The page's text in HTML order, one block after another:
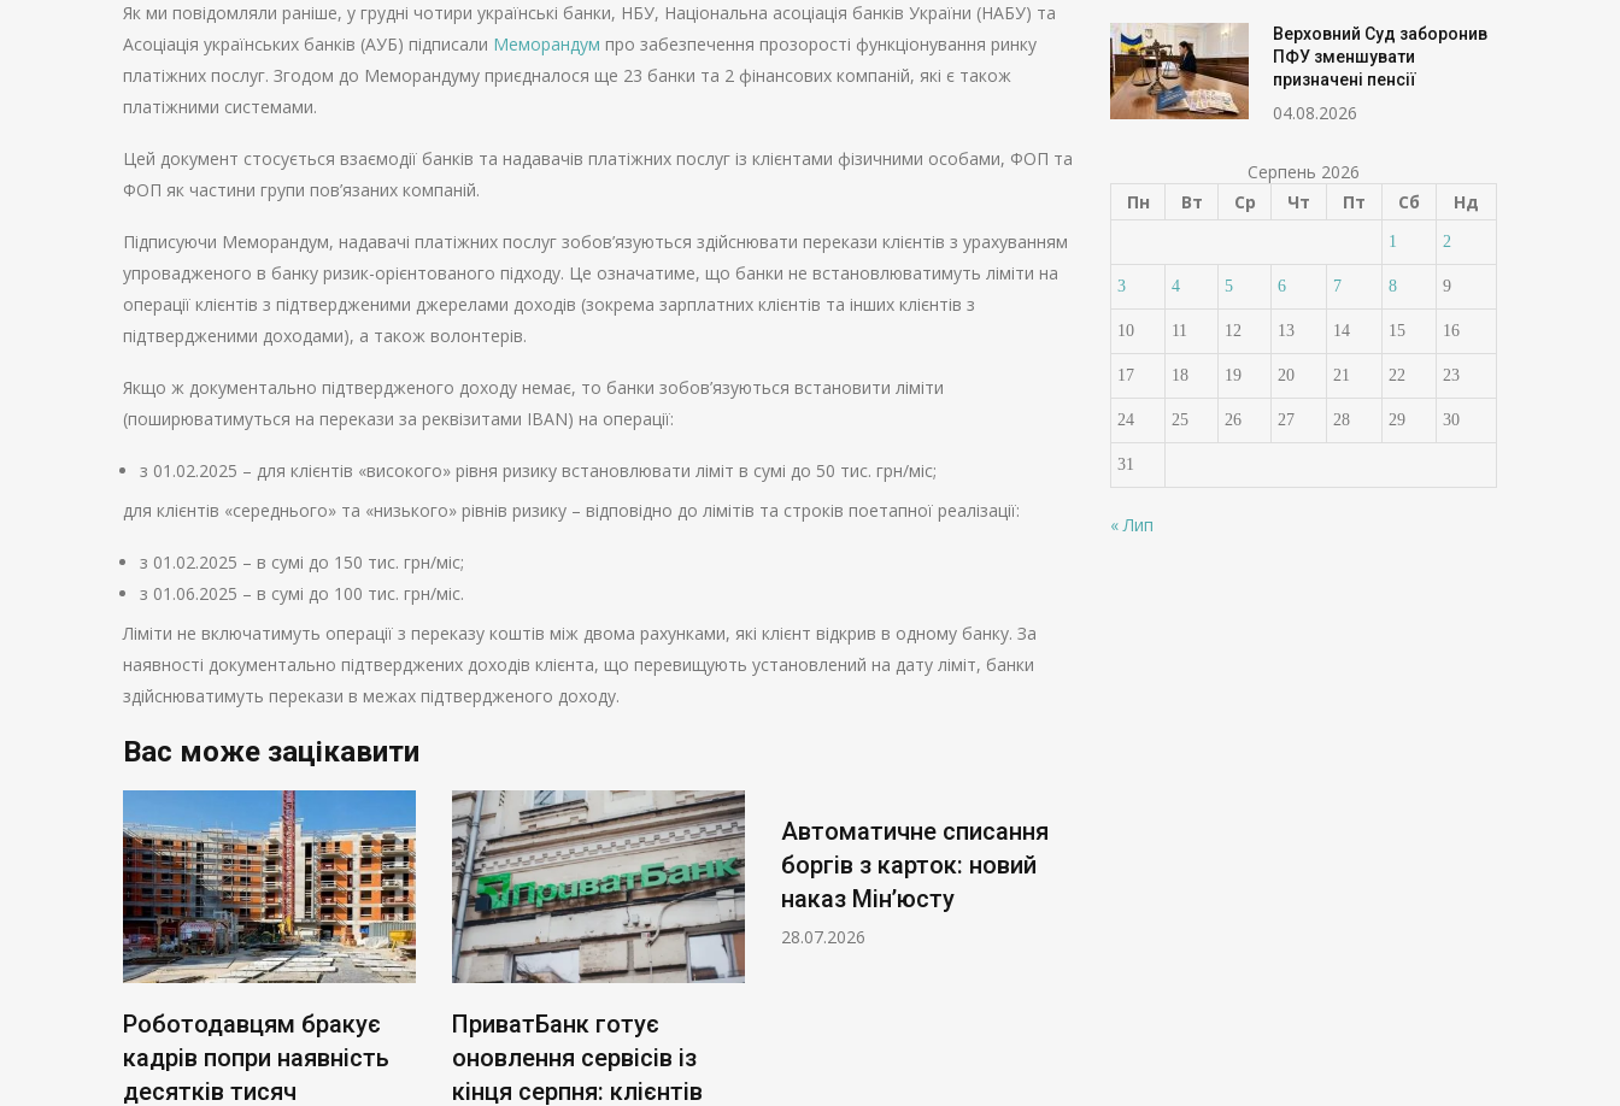
Як ми повідомляли раніше, у грудні чотири українські банки, НБУ, Національна асоціація банків України (НАБУ) та
Асоціація українських банків (АУБ) підписали Меморандум про забезпечення прозорості функціонування ринку
платіжних послуг. Згодом до Меморандуму приєдналося ще 23 банки та 2 фінансових компаній, які є також
платіжними системами.
Цей документ стосується взаємодії банків та надавачів платіжних послуг із клієнтами фізичними особами, ФОП та
ФОП як частини групи пов’язаних компаній.
Підписуючи Меморандум, надавачі платіжних послуг зобов’язуються здійснювати перекази клієнтів з урахуванням
упровадженого в банку ризик-орієнтованого підходу. Це означатиме, що банки не встановлюватимуть ліміти на
операції клієнтів з підтвердженими джерелами доходів (зокрема зарплатних клієнтів та інших клієнтів з
підтвердженими доходами), а також волонтерів.
Якщо ж документально підтвердженого доходу немає, то банки зобов’язуються встановити ліміти
(поширюватимуться на перекази за реквізитами IBAN) на операції:
з 01.02.2025 – для клієнтів «високого» рівня ризику встановлювати ліміт в сумі до 50 тис. грн/міс;
для клієнтів «середнього» та «низького» рівнів ризику – відповідно до лімітів та строків поетапної реалізації:
з 01.02.2025 – в сумі до 150 тис. грн/міс;
з 01.06.2025 – в сумі до 100 тис. грн/міс.
Ліміти не включатимуть операції з переказу коштів між двома рахунками, які клієнт відкрив в одному банку. За
наявності документально підтверджених доходів клієнта, що перевищують установлений на дату ліміт, банки
здійснюватимуть перекази в межах підтвердженого доходу.
Вас може зацікавити
Роботодавцям бракує
кадрів попри наявність
десятків тисяч
ПриватБанк готує
оновлення сервісів із
кінця серпня: клієнтів
Автоматичне списання
боргів з карток: новий
наказ Мін’юсту
28.07.2026
Верховний Суд заборонив
ПФУ зменшувати
призначені пенсії
04.08.2026
Серпень 2026
Пн
Вт Ср Чт Пт Сб Нд
1 2
3 4 5 6 7 8 9
10 11 12 13 14 15 16
17 18 19 20 21 22 23
24 25 26 27 28 29 30
31
« Лип